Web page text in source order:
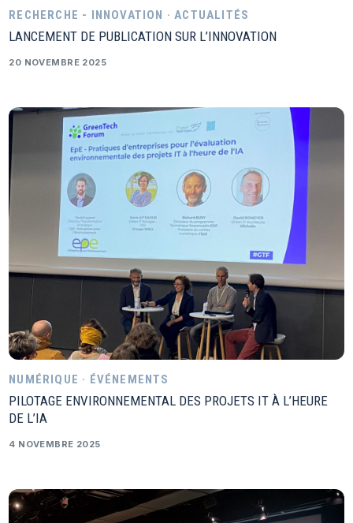
RECHERCHE - INNOVATION · ACTUALITÉS
LANCEMENT DE PUBLICATION SUR L’INNOVATION
20 NOVEMBRE 2025
NUMÉRIQUE · ÉVÉNEMENTS
PILOTAGE ENVIRONNEMENTAL DES PROJETS IT À L’HEURE
DE L’IA
4 NOVEMBRE 2025